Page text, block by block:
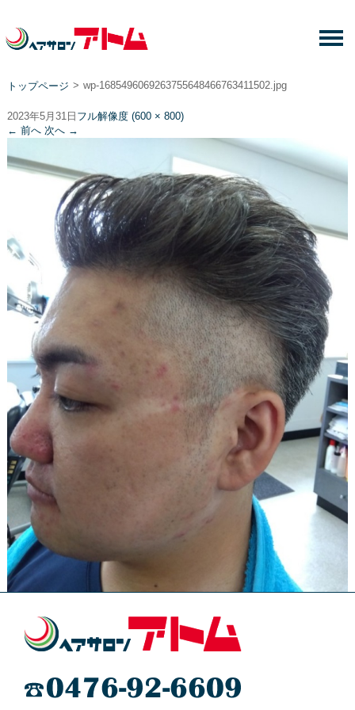
トップページ > wp-1685496069263755648466763411502.jpg
2023年5月31日 フル解像度 (600 × 800)
← 前へ 次へ →